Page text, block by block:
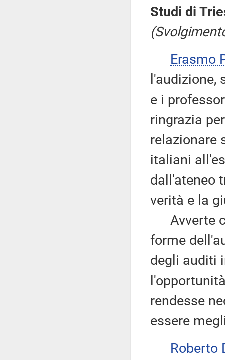
Studi di
Erasmo
l'audizione,
e i
ringrazia
relazionare
italiani
dall'ateneo
verità e la
Avverte
forme
degli auditi
rendesse
essere
Roberto